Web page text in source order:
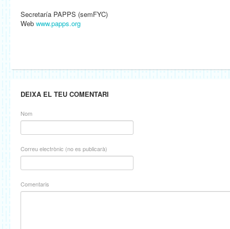
Secretaría PAPPS (semFYC)
Web www.papps.org
DEIXA EL TEU COMENTARI
Nom
Correu electrònic (no es publicarà)
Comentaris